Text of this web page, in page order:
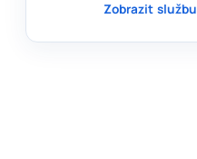
Zobrazit službu